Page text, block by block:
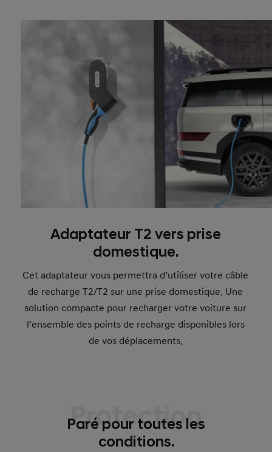
Adaptateur T2 vers prise
domestique.
Cet adaptateur vous permettra d’utiliser votre câble
de recharge T2/T2 sur une prise domestique. Une
solution compacte pour recharger votre voiture sur
l’ensemble des points de recharge disponibles lors
de vos déplacements.
Protection
Paré pour toutes les
conditions.